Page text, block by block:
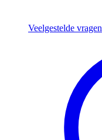
Veelgestelde vragen